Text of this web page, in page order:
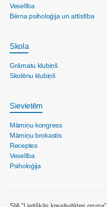
Veselība
Bērna psiholoģija un attīstība
Skola
Grāmatu klubiņš
Skolēnu klubiņš
Sievietēm
Māmiņu kongress
Māmiņu brokastis
Receptes
Veselība
Psiholoģija
SIA "Lietišķās kreativitātes grupa"